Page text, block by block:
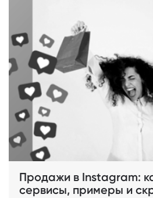
Продажи в Instagram:
сервисы, примеры и